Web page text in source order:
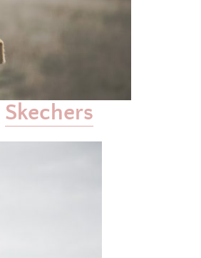
Skechers